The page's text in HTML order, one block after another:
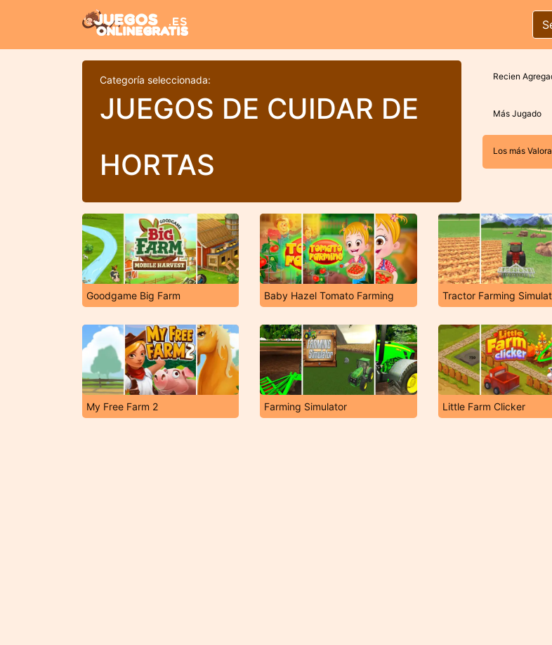
Categoría seleccionada:
JUEGOS DE CUIDAR DE
HORTAS
Recien
Más Jugado
Los más
Goodgame Big Farm Baby Hazel Tomato Farming Tractor Farming
My Free Farm 2 Farming Simulator Little Farm Clicker